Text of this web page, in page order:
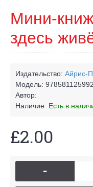
Мини-
здесь
Издательство: Айрис-
Модель:
Автор:
Наличие: Есть в
£2.00
-